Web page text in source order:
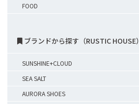
FOOD
ブランドから探す（RUSTIC HOUSE）
SUNSHINE+CLOUD
SEA SALT
AURORA SHOES